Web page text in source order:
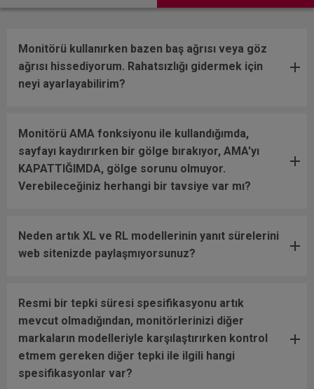
Monitörü kullanırken bazen baş ağrısı veya göz
ağrısı hissediyorum. Rahatsızlığı gidermek için
neyi ayarlayabilirim?
Monitörü AMA fonksiyonu ile kullandığımda,
sayfayı kaydırırken bir gölge bırakıyor, AMA'yı
KAPATTIĞIMDA, gölge sorunu olmuyor.
Verebileceğiniz herhangi bir tavsiye var mı?
Neden artık XL ve RL modellerinin yanıt sürelerini
web sitenizde paylaşmıyorsunuz?
Resmi bir tepki süresi spesifikasyonu artık
mevcut olmadığından, monitörlerinizi diğer
markaların modelleriyle karşılaştırırken kontrol
etmem gereken diğer tepki ile ilgili hangi
spesifikasyonlar var?